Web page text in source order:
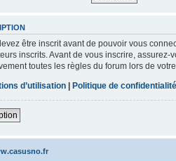
être inscrit avant de pouvoir vous
inscrits. Avant de vous inscrire,
toutes les règles du forum lors de
d’utilisation
Politique de confidentialité